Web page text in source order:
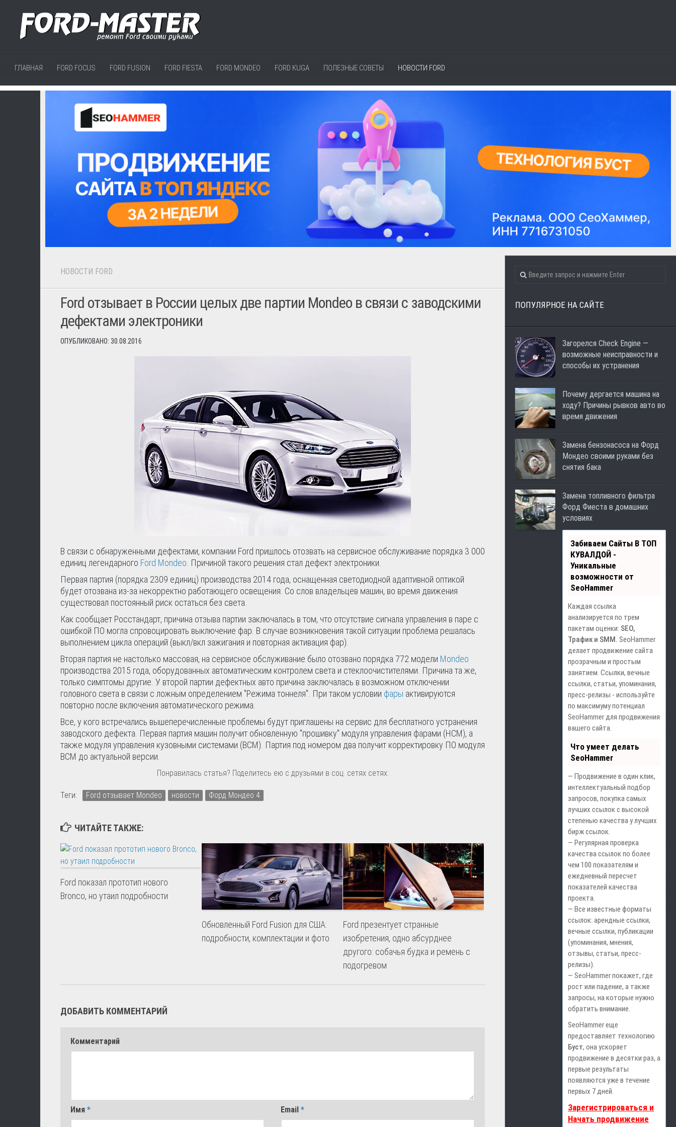
ГЛАВНАЯ FORD FOCUS FORD FUSION FORD FIESTA FORD MONDEO FORD KUGA ПОЛЕЗНЫЕ СОВЕТЫ НОВОСТИ FORD
НОВОСТИ FORD
Ford отзывает в России целых две партии Mondeo в связи с заводскими
дефектами электроники
ОПУБЛИКОВАНО: 30.08.2016
В связи с обнаруженными дефектами, компании Ford пришлось отозвать на сервисное обслуживание порядка 3 000
единиц легендарного Ford Mondeo . Причиной такого решения стал дефект электроники.
Первая партия (порядка 2309 единиц) производства 2014 года, оснащенная светодиодной адаптивной оптикой
будет отозвана из-за некорректно работающего освещения. Со слов владельцев машин, во время движения
существовал постоянный риск остаться без света.
Как сообщает Росстандарт, причина отзыва партии заключалась в том, что отсутствие сигнала управления в паре с
ошибкой ПО могла спровоцировать выключение фар. В случае возникновения такой ситуации проблема решалась
выполнением цикла операций (выкл/вкл зажигания и повторная активация фар).
Вторая партия не настолько массовая, на сервисное обслуживание было отозвано порядка 772 модели Mondeo
производства 2015 года, оборудованных автоматическим контролем света и стеклоочистителями. Причина та же,
только симптомы другие. У второй партии дефектных авто причина заключалась в возможном отключении
головного света в связи с ложным определением "Режима тоннеля". При таком условии фары активируются
повторно после включения автоматического режима.
Все, у кого встречались вышеперечисленные проблемы будут приглашены на сервис для бесплатного устранения
заводского дефекта. Первая партия машин получит обновленную "прошивку" модуля управления фарами (HCM), а
также модуля управления кузовными системами (BCM). Партия под номером два получит корректировку ПО модуля
BCM до актуальной версии.
Понравилась статья? Поделитесь ею с друзьями в соц. сетях сетях:
Теги: Ford отзывает Mondeo новости Форд Мондео 4
ЧИТАЙТЕ ТАКЖЕ:
Ford показал прототип нового
Bronco, но утаил подробности
Обновленный Ford Fusion для США:
подробности, комплектации и фото
Ford презентует странные
изобретения, одно абсурднее
другого: собачья будка и ремень с
подогревом
ДОБАВИТЬ КОММЕНТАРИЙ
Комментарий
Имя * Email*
ПОПУЛЯРНОЕ НА САЙТЕ
Загорелся Check Engine —
возможные неисправности и
способы их устранения
Почему дергается машина на
ходу? Причины рывков авто во
время движения
Замена бензонасоса на Форд
Мондео своими руками без
снятия бака
Замена топливного фильтра
Форд Фиеста в домашних
условиях
Забиваем Сайты В ТОП
КУВАЛДОЙ -
Уникальные
возможности от
SeoHammer
Каждая ссылка
анализируется по трем
пакетам оценки: SEO,
Трафик и SMM. SeoHammer
делает продвижение сайта
прозрачным и простым
занятием. Ссылки, вечные
ссылки, статьи, упоминания,
пресс-релизы - используйте
по максимуму потенциал
SeoHammer для продвижения
вашего сайта.
Что умеет делать
SeoHammer
— Продвижение в один клик,
интеллектуальный подбор
запросов, покупка самых
лучших ссылок с высокой
степенью качества у лучших
бирж ссылок.
— Регулярная проверка
качества ссылок по более
чем 100 показателям и
ежедневный пересчет
показателей качества
проекта.
— Все известные форматы
ссылок: арендные ссылки,
вечные ссылки, публикации
(упоминания, мнения,
отзывы, статьи, пресс-
релизы).
— SeoHammer покажет, где
рост или падение, а также
запросы, на которые нужно
обратить внимание.
SeoHammer еще
предоставляет технологию
Буст, она ускоряет
продвижение в десятки раз, а
первые результаты
появляются уже в течение
первых 7 дней.
Зарегистрироваться и
Начать продвижение